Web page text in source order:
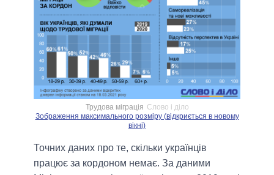
Трудова міграція Слово і діло
Зображення максимального розміру (відкриється в новому
вікні)
Точних даних про те, скільки українців
працює за кордоном немає. За даними